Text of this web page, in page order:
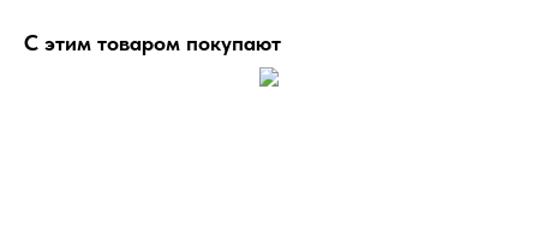
С этим товаром покупают